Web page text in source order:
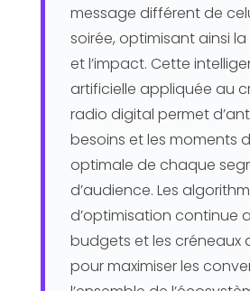
message différent de
soirée, optimisant ainsi
et l’impact. Cette
artificielle appliquée au
radio digital permet
besoins et les moments
optimale de chaque
d’audience. Les
d’optimisation continue
budgets et les créneaux
pour maximiser les